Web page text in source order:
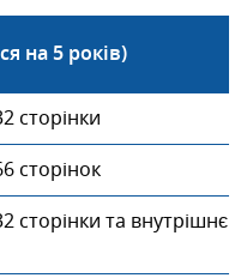
на 5 років)
сторінки
сторінок
та внутрішнє